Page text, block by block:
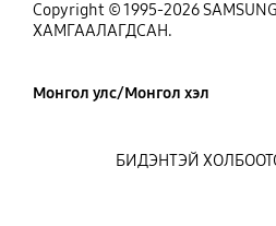
Copyright © 1995-2026
ХАМГААЛАГДСАН.
Монгол улс/Монгол хэл
БИДЭНТЭЙ